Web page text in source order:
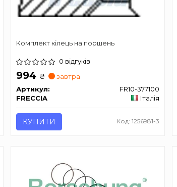
Комплект кілець на поршень
0 відгуків
994 ₴
завтра
Артикул:
FR10-377100
FRECCIA
Італія
КУПИТИ Код: 1256981-3